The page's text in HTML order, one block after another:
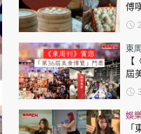
傅
傳
東
屆
張
娛